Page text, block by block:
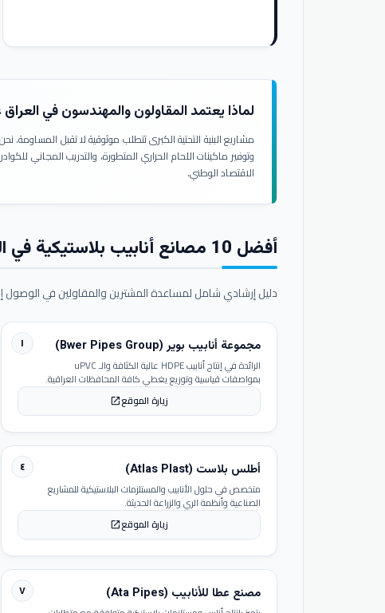
لماذا يعتمد المقاولون والمهندسون في
مشاريع البنية التحتية الكبرى تتطلب موثوقية لا تقبل المساومة.
وتوفير ماكينات اللحام الحراري المتطورة، والتدريب المجاني
الاقتصاد الوطني.
أفضل 10 مصانع أنابيب بلاستيكية في العراق
دليل إرشادي شامل لمساعدة المشترين والمقاولين في الوصول
١ مجموعة أنابيب بوير (Bwer Pipes Group)
الرائدة في إنتاج أنابيب HDPE عالية الكثافة والـ uPVC
بمواصفات قياسية وتوزيع يغطي كافة المحافظات العراقية.
زيارة الموقعopen_in_new
٤ أطلس بلاست (Atlas Plast)
متخصص في حلول الأنابيب والمستلزمات البلاستيكية للمشاريع
الصناعية وأنظمة الري والزراعة الحديثة.
زيارة الموقعopen_in_new
٧ مصنع عطا للأنابيب (Ata Pipes)